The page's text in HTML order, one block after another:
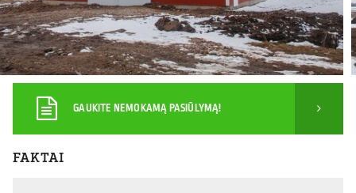
GAUKITE NEMOKAMĄ PASIŪLYMĄ!
FAKTAI